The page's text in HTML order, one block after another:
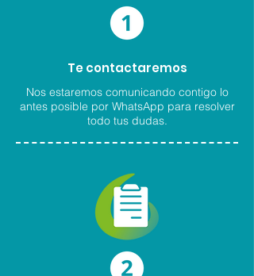
Te contactaremos
Nos estaremos comunicando contigo lo
antes posible por WhatsApp para resolver
todo tus dudas.